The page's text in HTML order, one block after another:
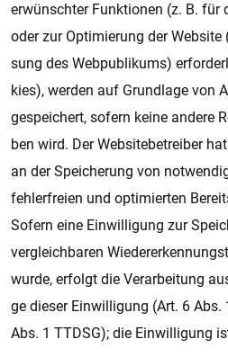
er­wünsch­ter Funk­ti­o­nen (z. B. für
oder zur Op­ti­mie­rung der
sung des Web­pu­bli­kums)
kies), wer­den auf Grund­la­ge von
ge­spei­chert, so­fern keine an­de­re
ben wird. Der Web­si­te­be­trei­ber
an der Spei­che­rung von
feh­ler­frei­en und op­ti­mier­ten
So­fern eine Ein­wil­li­gung zur
ver­gleich­ba­ren
wurde, er­folgt die Ver­a­r­bei­tung
ge die­ser Ein­wil­li­gung (Art. 6 Abs.
Abs. 1 TTDSG); die Ein­wil­li­gung